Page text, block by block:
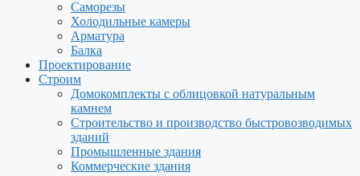
Саморезы
Холодильные камеры
Арматура
Балка
Проектирование
Строим
Домокомплекты с облицовкой натуральным
камнем
Строительство и производство быстровозводимых
зданий
Промышленные здания
Коммерческие здания